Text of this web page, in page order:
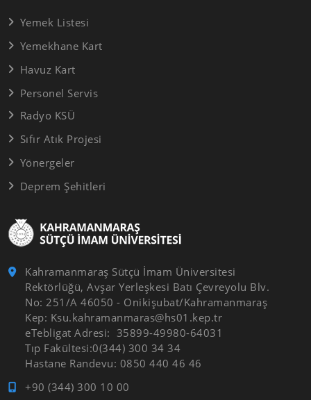
Kahramanmaraş Sütçü İmam Üniversitesi
Rektörlüğü, Avşar Yerleşkesi Batı Çevreyolu Blv.
No: 251/A 46050 - Onikişubat/Kahramanmaraş
Kep: Ksu.kahramanmaras@hs01.kep.tr
eTebligat Adresi: 35899-49980-64031
Tıp Fakültesi:0(344) 300 34 34
Hastane Randevu: 0850 440 46 46
+90 (344) 300 10 00
Yemek Listesi
Yemekhane Kart
Havuz Kart
Personel Servis
Radyo KSÜ
Sıfır Atık Projesi
Yönergeler
Deprem Şehitleri